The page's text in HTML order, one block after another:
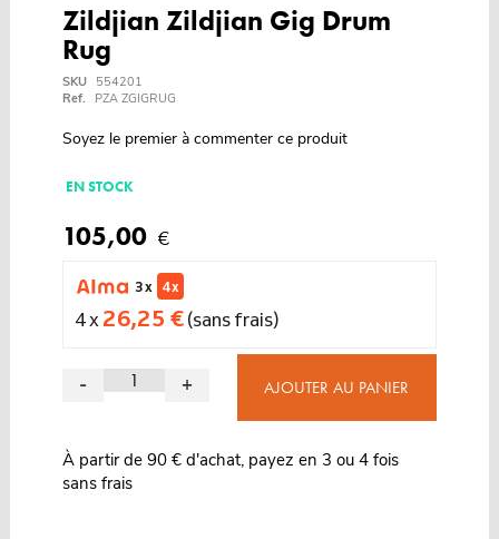
Zildjian Zildjian Gig Drum
Rug
SKU
554201
Ref.
PZA ZGIGRUG
Soyez le premier à commenter ce produit
EN STOCK
105,00 €
3 x 4 x
4 x 26,25 €(sans frais)
- + AJOUTER AU PANIER
À partir de 90 € d'achat, payez en 3 ou 4 fois
sans frais